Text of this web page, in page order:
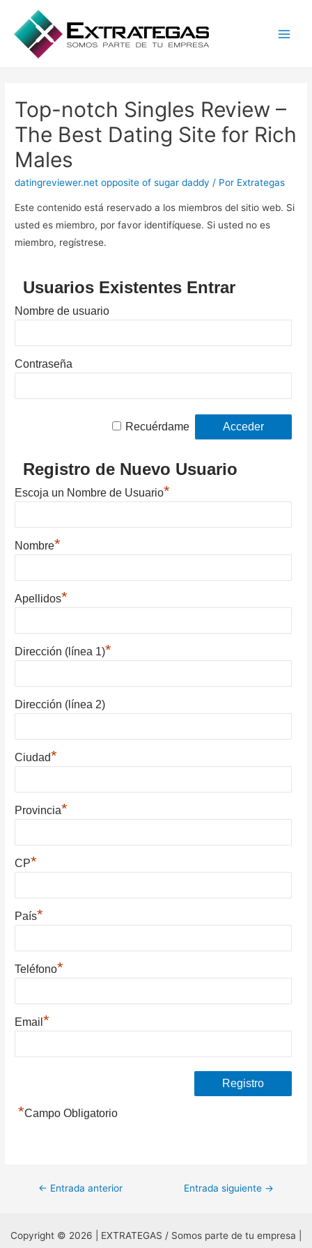
Top-notch Singles Review –
The Best Dating Site for Rich
Males
datingreviewer.net opposite of sugar daddy / Por Extrategas
Este contenido está reservado a los miembros del sitio web. Si
usted es miembro, por favor identifíquese. Si usted no es
miembro, regístrese.
Usuarios Existentes Entrar
Nombre de usuario
Contraseña
Recuérdame
Registro de Nuevo Usuario
Escoja un Nombre de Usuario*
Nombre*
Apellidos*
Dirección (línea 1)*
Dirección (línea 2)
Ciudad*
Provincia*
CP*
País*
Teléfono*
Email*
*Campo Obligatorio
Navegación
entradas
← Entrada anterior Entrada siguiente →
Copyright © 2026 | EXTRATEGAS / Somos parte de tu empresa |